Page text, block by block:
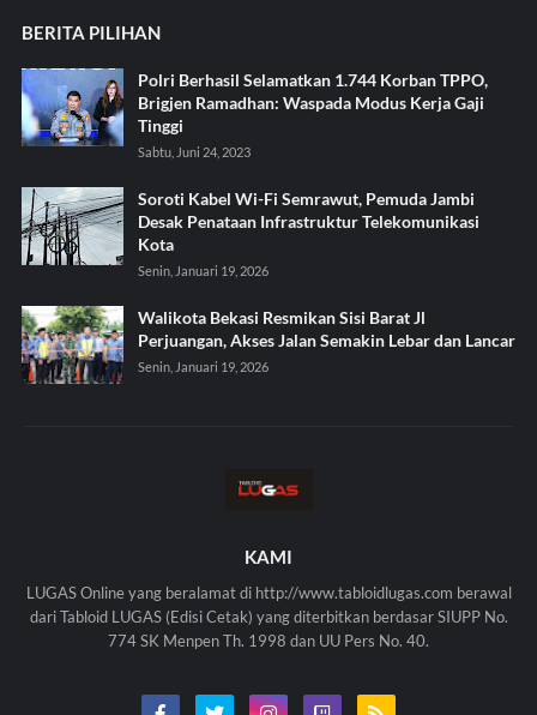
BERITA PILIHAN
Polri Berhasil Selamatkan 1.744 Korban TPPO,
Brigjen Ramadhan: Waspada Modus Kerja Gaji
Tinggi
Sabtu, Juni 24, 2023
Soroti Kabel Wi-Fi Semrawut, Pemuda Jambi
Desak Penataan Infrastruktur Telekomunikasi
Kota
Senin, Januari 19, 2026
Walikota Bekasi Resmikan Sisi Barat Jl
Perjuangan, Akses Jalan Semakin Lebar dan Lancar
Senin, Januari 19, 2026
KAMI
LUGAS Online yang beralamat di http://www.tabloidlugas.com berawal
dari Tabloid LUGAS (Edisi Cetak) yang diterbitkan berdasar SIUPP No.
774 SK Menpen Th. 1998 dan UU Pers No. 40.